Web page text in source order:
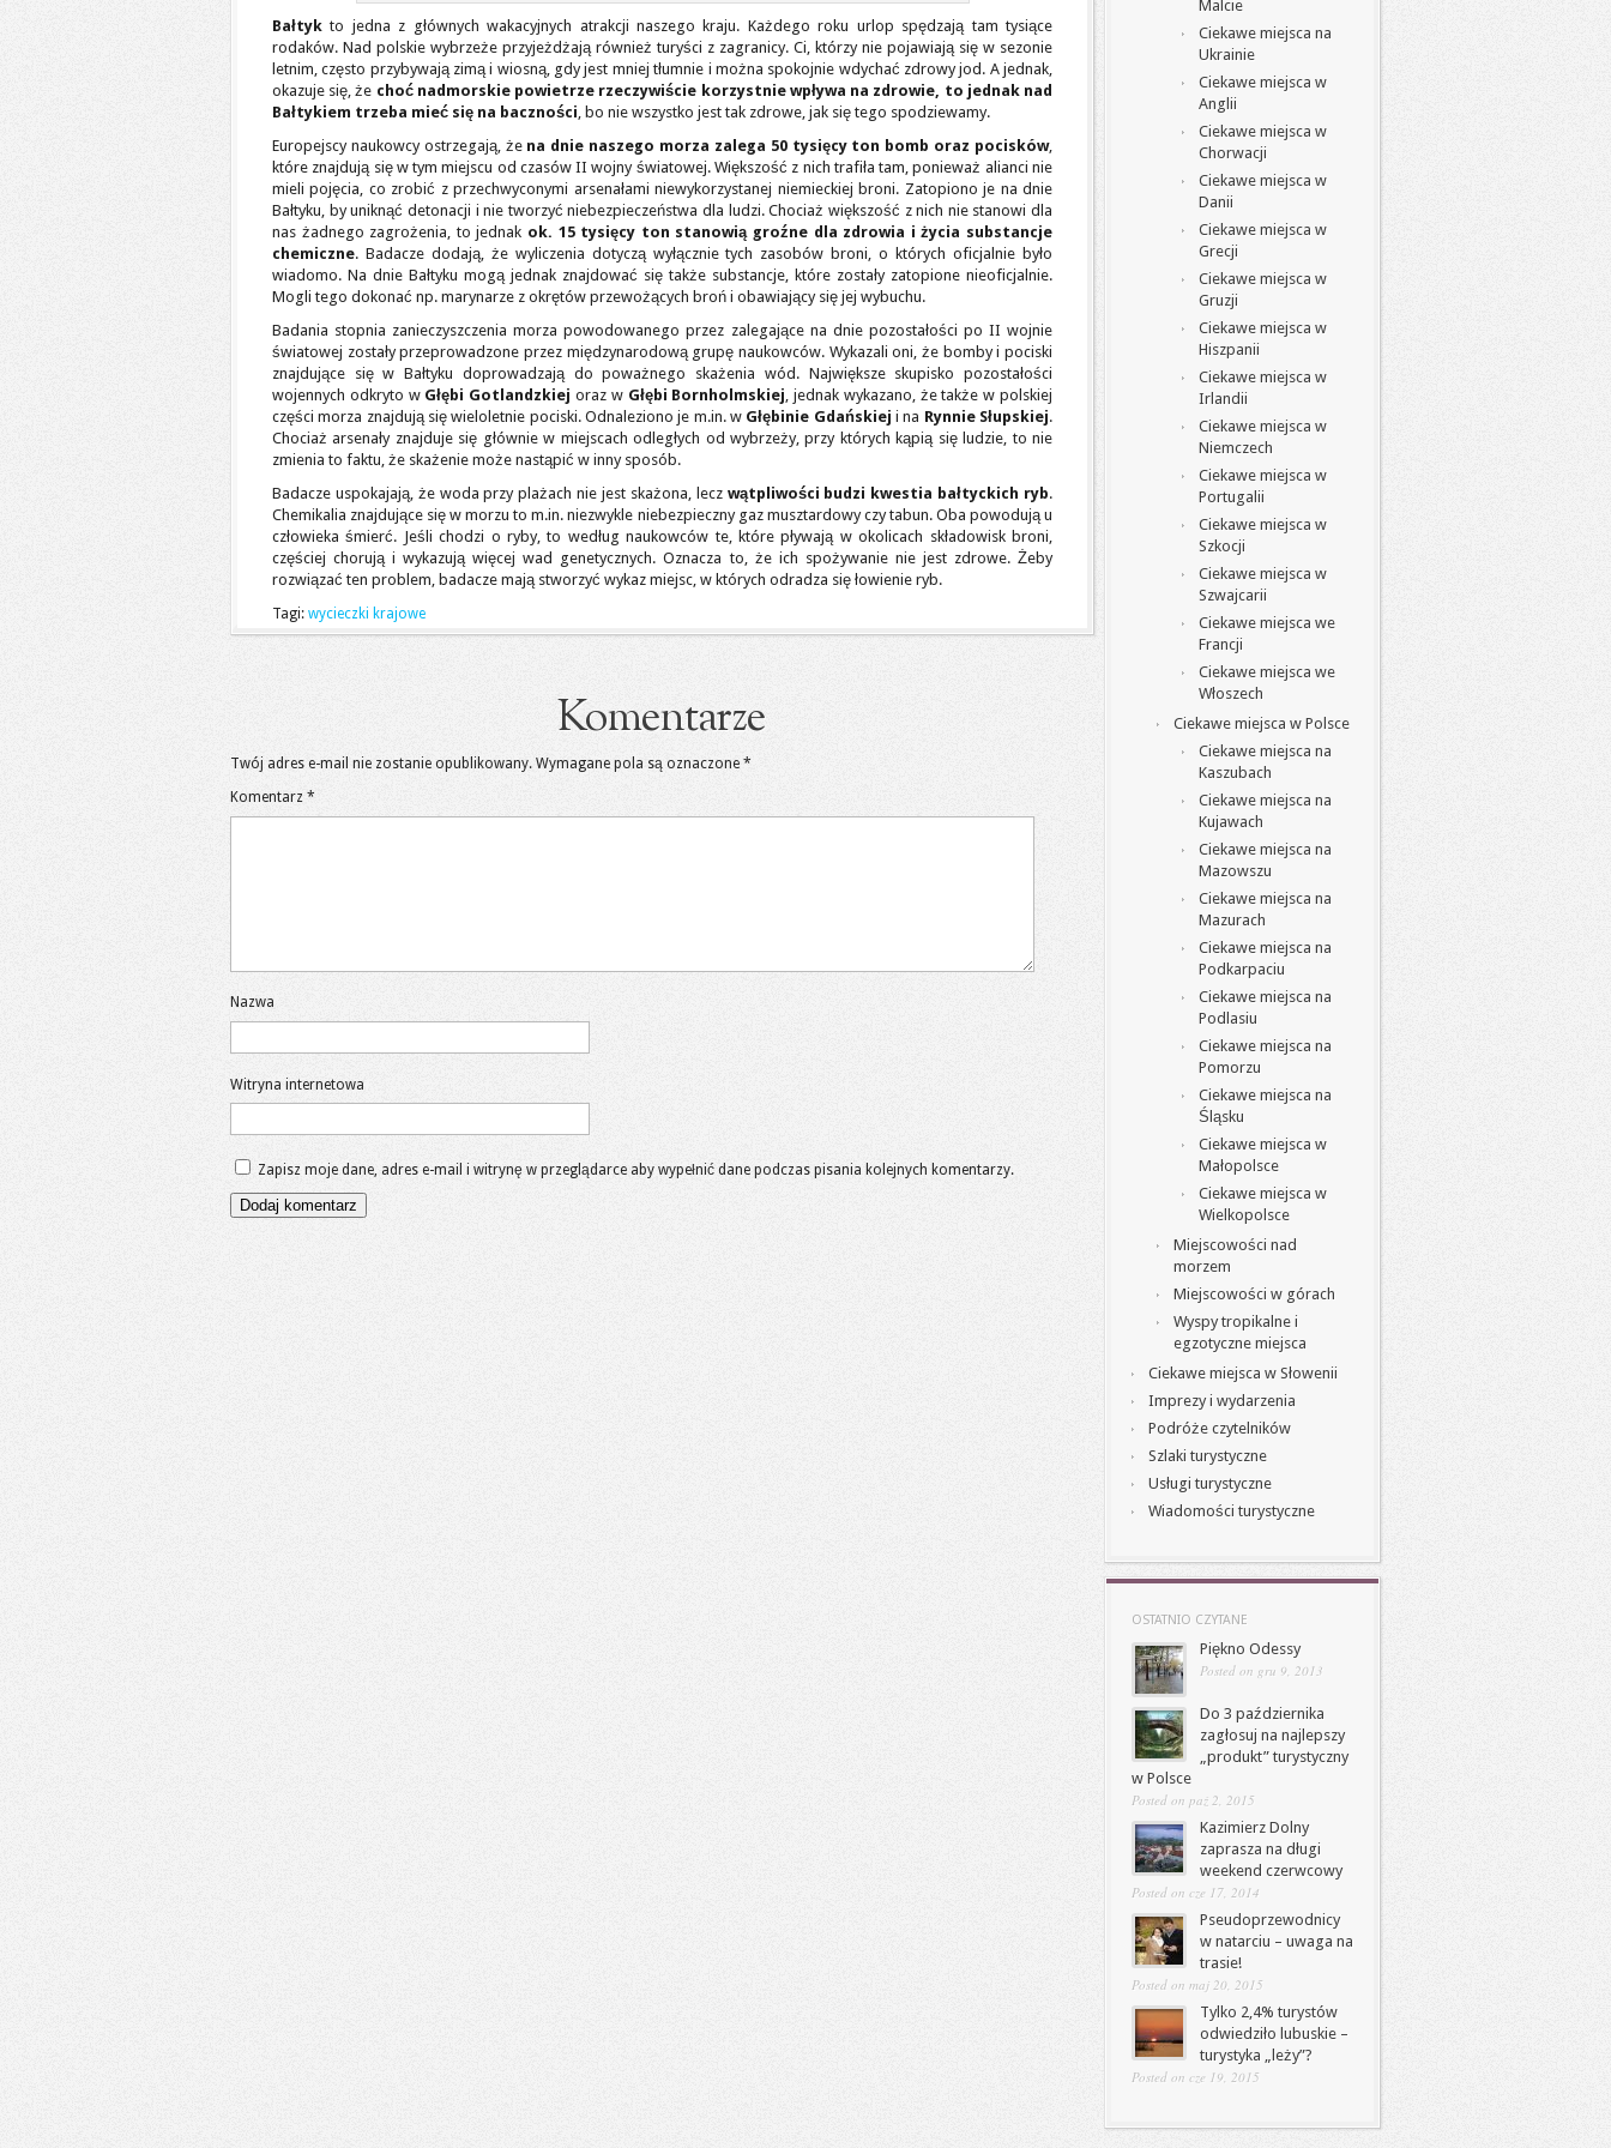
Bałtyk to jedna z głównych wakacyjnych atrakcji naszego kraju. Każdego roku urlop spędzają tam tysiące
rodaków. Nad polskie wybrzeże przyjeżdżają również turyści z zagranicy. Ci, którzy nie pojawiają się w sezonie
letnim, często przybywają zimą i wiosną, gdy jest mniej tłumnie i można spokojnie wdychać zdrowy jod. A jednak,
okazuje się, że choć nadmorskie powietrze rzeczywiście korzystnie wpływa na zdrowie, to jednak nad
Bałtykiem trzeba mieć się na baczności, bo nie wszystko jest tak zdrowe, jak się tego spodziewamy.
Europejscy naukowcy ostrzegają, że na dnie naszego morza zalega 50 tysięcy ton bomb oraz pocisków,
które znajdują się w tym miejscu od czasów II wojny światowej. Większość z nich trafiła tam, ponieważ alianci nie
mieli pojęcia, co zrobić z przechwyconymi arsenałami niewykorzystanej niemieckiej broni. Zatopiono je na dnie
Bałtyku, by uniknąć detonacji i nie tworzyć niebezpieczeństwa dla ludzi. Chociaż większość z nich nie stanowi dla
nas żadnego zagrożenia, to jednak ok. 15 tysięcy ton stanowią groźne dla zdrowia i życia substancje
chemiczne. Badacze dodają, że wyliczenia dotyczą wyłącznie tych zasobów broni, o których oficjalnie było
wiadomo. Na dnie Bałtyku mogą jednak znajdować się także substancje, które zostały zatopione nieoficjalnie.
Mogli tego dokonać np. marynarze z okrętów przewożących broń i obawiający się jej wybuchu.
Badania stopnia zanieczyszczenia morza powodowanego przez zalegające na dnie pozostałości po II wojnie
światowej zostały przeprowadzone przez międzynarodową grupę naukowców. Wykazali oni, że bomby i pociski
znajdujące się w Bałtyku doprowadzają do poważnego skażenia wód. Największe skupisko pozostałości
wojennych odkryto w Głębi Gotlandzkiej oraz w Głębi Bornholmskiej, jednak wykazano, że także w polskiej
części morza znajdują się wieloletnie pociski. Odnaleziono je m.in. w Głębinie Gdańskiej i na Rynnie Słupskiej.
Chociaż arsenały znajduje się głównie w miejscach odległych od wybrzeży, przy których kąpią się ludzie, to nie
zmienia to faktu, że skażenie może nastąpić w inny sposób.
Badacze uspokajają, że woda przy plażach nie jest skażona, lecz wątpliwości budzi kwestia bałtyckich ryb.
Chemikalia znajdujące się w morzu to m.in. niezwykle niebezpieczny gaz musztardowy czy tabun. Oba powodują u
człowieka śmierć. Jeśli chodzi o ryby, to według naukowców te, które pływają w okolicach składowisk broni,
częściej chorują i wykazują więcej wad genetycznych. Oznacza to, że ich spożywanie nie jest zdrowe. Żeby
rozwiązać ten problem, badacze mają stworzyć wykaz miejsc, w których odradza się łowienie ryb.
Tagi: wycieczki krajowe
Komentarze
Twój adres e-mail nie zostanie opublikowany. Wymagane pola są oznaczone *
Komentarz *
Nazwa
Witryna internetowa
Zapisz moje dane, adres e-mail i witrynę w przeglądarce aby wypełnić dane podczas pisania kolejnych komentarzy.
Malcie
Ciekawe miejsca na
Ukrainie
Ciekawe miejsca w
Anglii
Ciekawe miejsca w
Chorwacji
Ciekawe miejsca w
Danii
Ciekawe miejsca w
Grecji
Ciekawe miejsca w
Gruzji
Ciekawe miejsca w
Hiszpanii
Ciekawe miejsca w
Irlandii
Ciekawe miejsca w
Niemczech
Ciekawe miejsca w
Portugalii
Ciekawe miejsca w
Szkocji
Ciekawe miejsca w
Szwajcarii
Ciekawe miejsca we
Francji
Ciekawe miejsca we
Włoszech
Ciekawe miejsca w Polsce
Ciekawe miejsca na
Kaszubach
Ciekawe miejsca na
Kujawach
Ciekawe miejsca na
Mazowszu
Ciekawe miejsca na
Mazurach
Ciekawe miejsca na
Podkarpaciu
Ciekawe miejsca na
Podlasiu
Ciekawe miejsca na
Pomorzu
Ciekawe miejsca na
Śląsku
Ciekawe miejsca w
Małopolsce
Ciekawe miejsca w
Wielkopolsce
Miejscowości nad
morzem
Miejscowości w górach
Wyspy tropikalne i
egzotyczne miejsca
Ciekawe miejsca w Słowenii
Imprezy i wydarzenia
Podróże czytelników
Szlaki turystyczne
Usługi turystyczne
Wiadomości turystyczne
OSTATNIO CZYTANE
Piękno Odessy
Posted on gru 9, 2013
Do 3 października
zagłosuj na najlepszy
„produkt” turystyczny
w Polsce
Posted on paź 2, 2015
Kazimierz Dolny
zaprasza na długi
weekend czerwcowy
Posted on cze 17, 2014
Pseudoprzewodnicy
w natarciu – uwaga na
trasie!
Posted on maj 20, 2015
Tylko 2,4% turystów
odwiedziło lubuskie –
turystyka „leży”?
Posted on cze 19, 2015